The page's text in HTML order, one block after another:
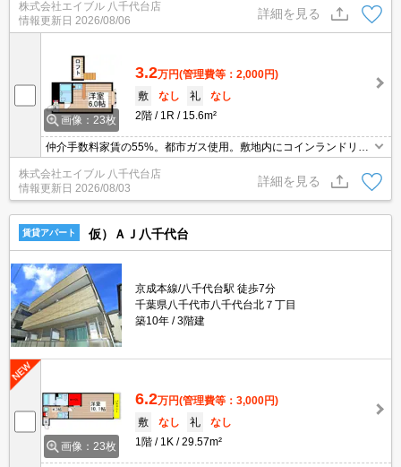
環境、あなたの目でお確かめください。ぜひお問い合わせくださ
い。
株式会社エイブル 八千代台店
情報更新日 2026/08/06
詳細を見る
画像：23枚
3.2万円(管理費等：2,000円)
敷
なし 礼
なし
2階
1R 15.6m²
仲介手数料家賃の55%。都市ガス使用。敷地内にコインランドリー
あり。生活環境良好。オンライン内見相談可。内見予約受付中。住
環境、あなたの目でお確かめください。詳細はお問い合わせくださ
い。
株式会社エイブル 八千代台店
情報更新日 2026/08/03
詳細を見る
賃貸アパート 仮）ＡＪ八千代台
京成本線/八千代台駅 徒歩7分
千葉県八千代市八千代台北７丁目
築10年
3階建
画像：23枚
6.2万円(管理費等：3,000円)
敷
なし 礼
なし
1階
1K 29.57m²